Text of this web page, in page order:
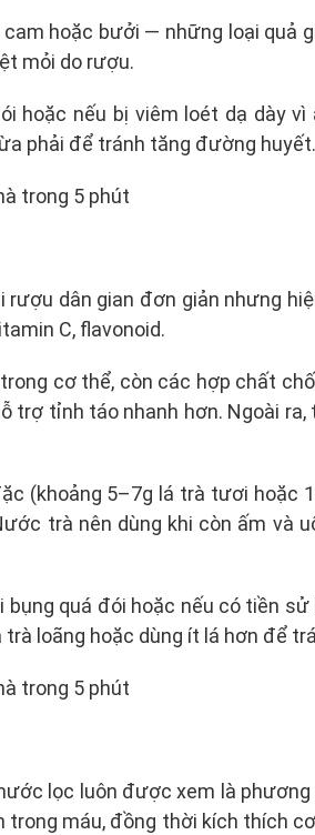
hoặc bưởi — những loại quả
mỏi do rượu.
hoặc nếu bị viêm loét dạ dày
phải để tránh tăng đường huyết.
dân gian đơn giản nhưng
C, flavonoid.
cơ thể, còn các hợp chất
trợ tỉnh táo nhanh hơn. Ngoài
(khoảng 5–7g lá trà tươi hoặc
trà nên dùng khi còn ấm và
quá đói hoặc nếu có tiền
loãng hoặc dùng ít lá hơn để
lọc luôn được xem là
trong máu, đồng thời kích thích